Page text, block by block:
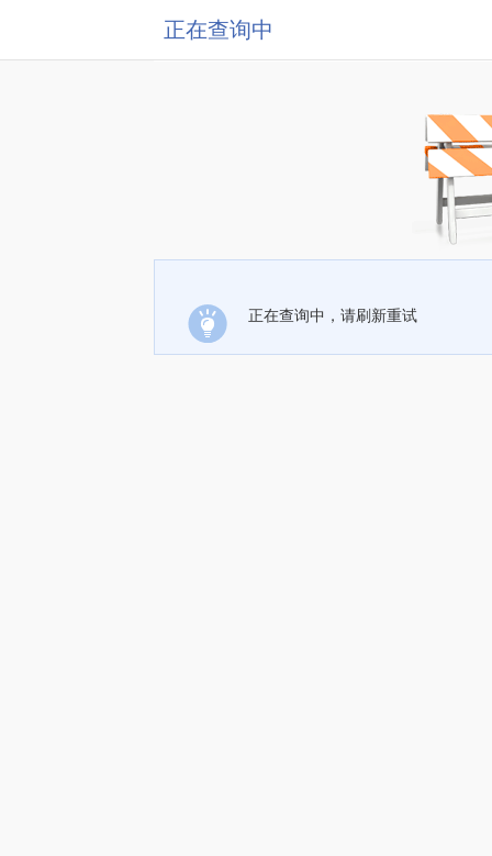
正在查询中
正在查询中，请刷新重试